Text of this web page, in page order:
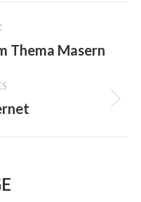
Thema Masern